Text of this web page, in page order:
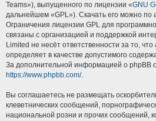
Teams»), выпущенного по лицензии «GNU
дальнейшем «GPL»). Скачать его можно по
Ограничения лицензии GPL для
связаны с организацией и поддержкой
Limited не несёт ответственности за то,
определяет в качестве допустимого
За дополнительной информацией о phpBB
https://www.phpbb.com/.
Вы соглашаетесь не размещать
клеветнических сообщений,
национальной розни и прочих сообщений,